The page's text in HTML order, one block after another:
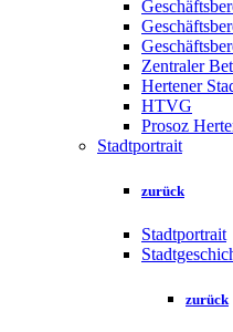
Zentraler
Hertener
HTVG
Prosoz
Stadtportrait
zurück
Stadtportrait
zurück